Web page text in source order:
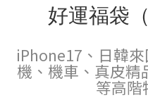
好運福袋
iPhone17、日韓
機、機車、真皮精
等高階